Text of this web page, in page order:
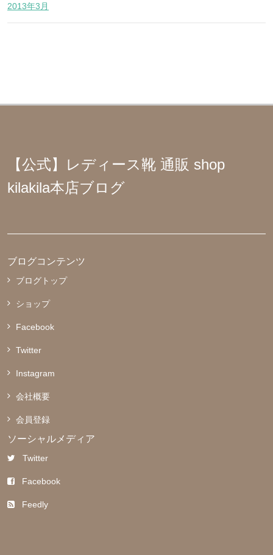
2013年3月
【公式】レディース靴 通販 shop
kilakila本店ブログ
ブログコンテンツ
ブログトップ
ショップ
Facebook
Twitter
Instagram
会社概要
会員登録
ソーシャルメディア
Twitter
Facebook
Feedly